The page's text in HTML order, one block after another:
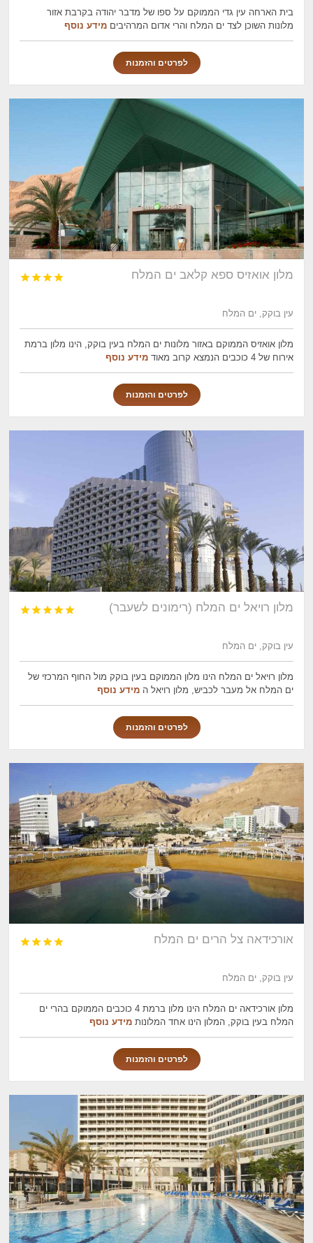
בית הארחה עין גדי הממוקם על ספו של מדבר יהודה בקרבת אזור
מלונות השוכן לצד ים המלח והרי אדום המרהיביםמידע נוסף
לפרטים והזמנות
מלון אואזיס ספא קלאב ים המלח 



עין בוקק, ים המלח
מלון אואזיס הממוקם באזור מלונות ים המלח בעין בוקק, הינו מלון ברמת
אירוח של 4 כוכבים הנמצא קרוב מאוד
מידע נוסף
לפרטים והזמנות
מלון רויאל ים המלח (רימונים לשעבר) 




עין בוקק, ים המלח
מלון רויאל ים המלח הינו מלון הממוקם בעין בוקק מול החוף המרכזי של
ים המלח אל מעבר לכביש, מלון רויאל המידע נוסף
לפרטים והזמנות
אורכידאה צל הרים ים המלח 



עין בוקק, ים המלח
מלון אורכידאה ים המלח הינו מלון ברמת 4 כוכבים הממוקם בהרי ים
המלח בעין בוקק, המלון הינו אחד המלונותמידע נוסף
לפרטים והזמנות